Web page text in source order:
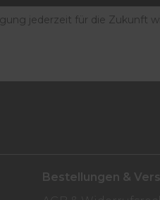
jederzeit für die Zukunft
Bestellungen &